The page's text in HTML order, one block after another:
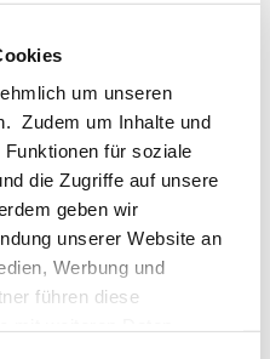
um unseren
Zudem um Inhalte und
für soziale
die Zugriffe auf unsere
geben wir
unserer Website an
Werbung und
führen diese
Wallis
Hesse
Interview
Meditation
Motivation
Patanjali
Philosophie